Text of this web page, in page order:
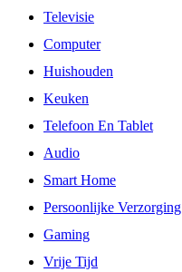
Televisie
Computer
Huishouden
Keuken
Telefoon En Tablet
Audio
Smart Home
Persoonlijke Verzorging
Gaming
Vrije Tijd